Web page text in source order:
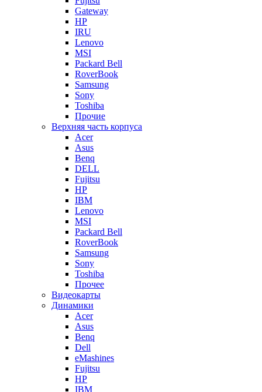
Gateway
HP
IRU
Lenovo
MSI
Packard Bell
RoverBook
Samsung
Sony
Toshiba
Прочие
Верхняя часть корпуса
Acer
Asus
Benq
DELL
Fujitsu
HP
IBM
Lenovo
MSI
Packard Bell
RoverBook
Samsung
Sony
Toshiba
Прочее
Видеокарты
Динамики
Acer
Asus
Benq
Dell
eMashines
Fujitsu
HP
IBM